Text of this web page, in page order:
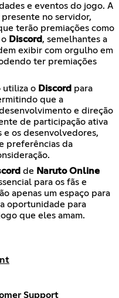
e eventos do jogo. A
no servidor,
terão premiações como
Discord , semelhantes a
exibir com orgulho em
ter premiações
utiliza o Discord para
que a
e direção
de participação ativa
os desenvolvedores,
preferências da
de Naruto Online
para os fãs e
apenas um espaço para
oportunidade para
que eles amam.
Support